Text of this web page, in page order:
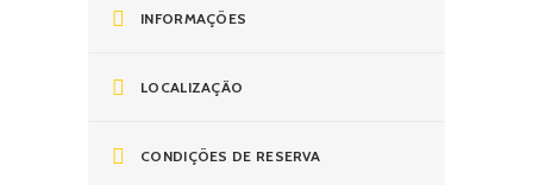
Norte
INFORMAÇÕES
LOCALIZAÇÃO
CONDIÇÕES DE RESERVA